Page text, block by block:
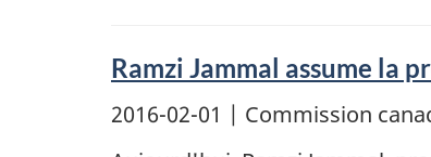
Ramzi Jammal assume la
2016-02-01 | Commission